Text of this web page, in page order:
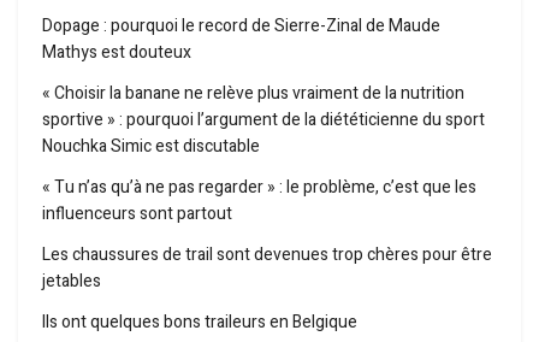
Dopage : pourquoi le record de Sierre-Zinal de Maude
Mathys est douteux
« Choisir la banane ne relève plus vraiment de la nutrition
sportive » : pourquoi l’argument de la diététicienne du sport
Nouchka Simic est discutable
« Tu n’as qu’à ne pas regarder » : le problème, c’est que les
influenceurs sont partout
Les chaussures de trail sont devenues trop chères pour être
jetables
Ils ont quelques bons traileurs en Belgique